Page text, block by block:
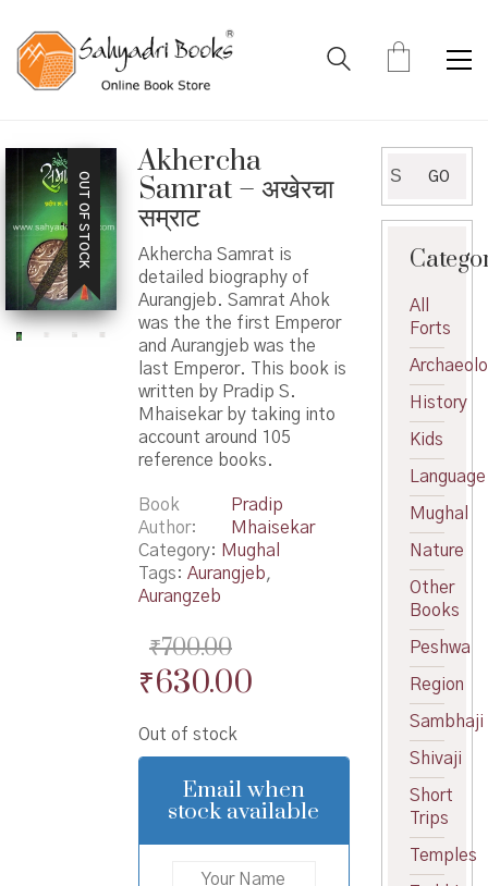
OUT OF STOCK
Akhercha
Samrat – अखेरचा
सम्राट
Akhercha Samrat is
detailed biography of
Aurangjeb. Samrat Ahok
was the the first Emperor
and Aurangjeb was the
last Emperor. This book is
written by Pradip S.
Mhaisekar by taking into
account around 105
reference books.
Book
Author
Pradip
Mhaisekar
Category: Mughal
Tags: Aurangjeb,
Aurangzeb
₹700.00
Original
was:
₹700.00.
₹630.00Current
is:
₹630.00.
Out of stock
Email when
stock available
for:
GO
All
Forts
History
Kids
Language
Mughal
Nature
Other
Books
Peshwa
Region
Sambhaji
Shivaji
Short
Trips
Temples